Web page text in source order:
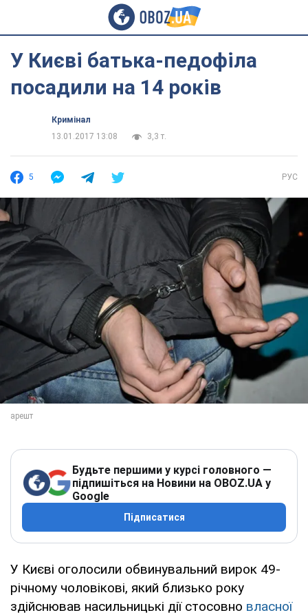
У Києві батька-педофіла
посадили на 14 років
Кримінал
13.01.2017 13:08
3,3 т.
5 РУС
Будьте першими у курсі головного —
підпишіться на Новини на OBOZ.UA у
Google
Підписатися
У Києві оголосили обвинувальний вирок 49-
річному чоловікові, який близько року
здійснював насильницькі дії стосовно власної